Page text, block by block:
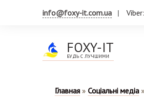
info@foxy-it.com.ua
FOXY-IT
БУДЬ С ЛУЧШИМИ
Главная » Соціальні медіа »